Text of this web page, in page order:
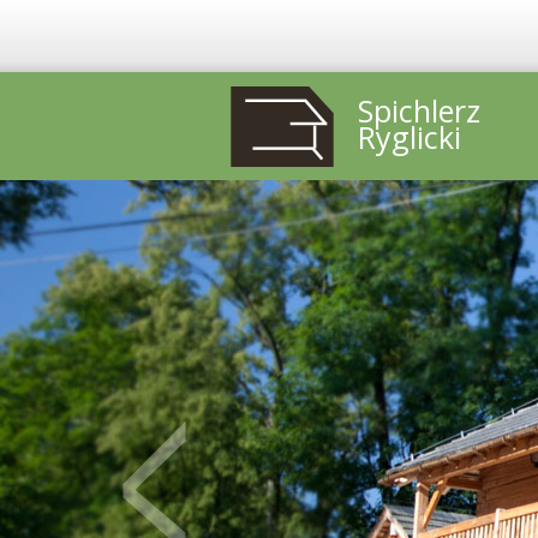
Spichlerz
Ryglicki